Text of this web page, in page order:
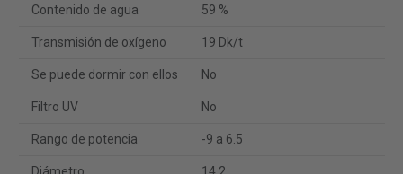
Contenido de agua 59 %
Transmisión de oxígeno 19 Dk/t
Se puede dormir con ellos No
Filtro UV No
Rango de potencia -9 a 6.5